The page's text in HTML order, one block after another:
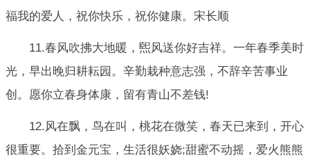
福我的爱人，祝你快乐，祝你健康。宋长顺
11.春风吹拂大地暖，煕风送你好吉祥。一年春季美时
光，早出晚归耕耘园。辛勤栽种意志强，不辞辛苦事业
创。愿你立春身体康，留有青山不差钱!
12.风在飘，鸟在叫，桃花在微笑，春天已来到，开心
很重要。拾到金元宝，生活很妖娆;甜蜜不动摇，爱火熊熊